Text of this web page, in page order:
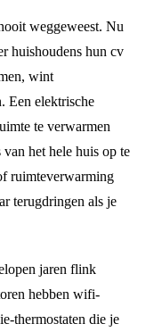
weggeweest. Nu
huishoudens hun cv
wint
Een elektrische
te verwarmen
het hele huis op te
ruimteverwarming
terugdringen als je
jaren flink
hebben wifi-
thermostaten die je